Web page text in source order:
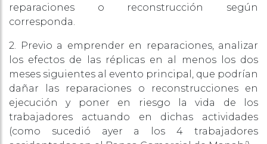
reparaciones o reconstrucción según
corresponda.
2. Previo a emprender en reparaciones, analizar
los efectos de las réplicas en al menos los dos
meses siguientes al evento principal, que podrían
dañar las reparaciones o reconstrucciones en
ejecución y poner en riesgo la vida de los
trabajadores actuando en dichas actividades
(como sucedió ayer a los 4 trabajadores